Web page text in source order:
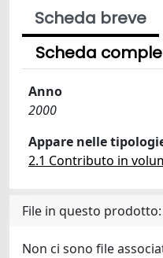
Scheda breve
Scheda
Anno
2000
Appare nelle
2.1 Contributo in
File in questo prodotto:
Non ci sono file